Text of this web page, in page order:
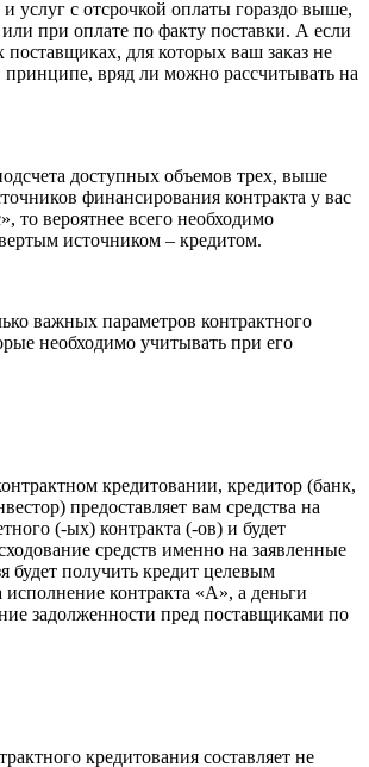
и услуг с отсрочкой оплаты гораздо выше,
при оплате по факту поставки. А если
поставщиках, для которых ваш заказ не
принципе, вряд ли можно рассчитывать на
доступных объемов трех, выше
финансирования контракта у вас
то вероятнее всего необходимо
источником – кредитом.
важных параметров контрактного
необходимо учитывать при его
кредитовании, кредитор (банк,
предоставляет вам средства на
(-ых) контракта (-ов) и будет
средств именно на заявленные
будет получить кредит целевым
контракта «А», а деньги
задолженности пред поставщиками по
кредитования составляет не